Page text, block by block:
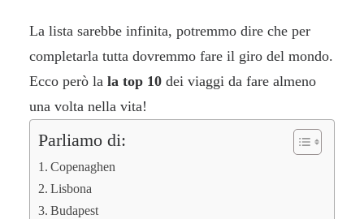
La lista sarebbe infinita, potremmo dire che per
completarla tutta dovremmo fare il giro del mondo.
Ecco però la la top 10 dei viaggi da fare almeno
una volta nella vita!
Parliamo di:
Copenaghen
Lisbona
Budapest